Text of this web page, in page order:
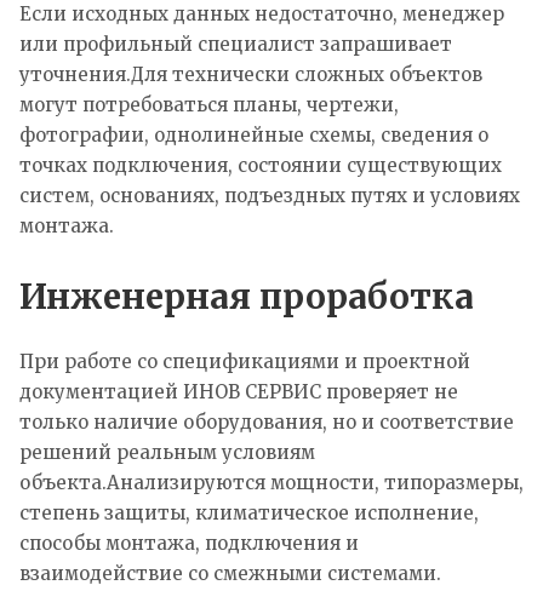
Если исходных данных недостаточно, менеджер
или профильный специалист запрашивает
уточнения.Для технически сложных объектов
могут потребоваться планы, чертежи,
фотографии, однолинейные схемы, сведения о
точках подключения, состоянии существующих
систем, основаниях, подъездных путях и условиях
монтажа.
Инженерная проработка
При работе со спецификациями и проектной
документацией ИНОВ СЕРВИС проверяет не
только наличие оборудования, но и соответствие
решений реальным условиям
объекта.Анализируются мощности, типоразмеры,
степень защиты, климатическое исполнение,
способы монтажа, подключения и
взаимодействие со смежными системами.